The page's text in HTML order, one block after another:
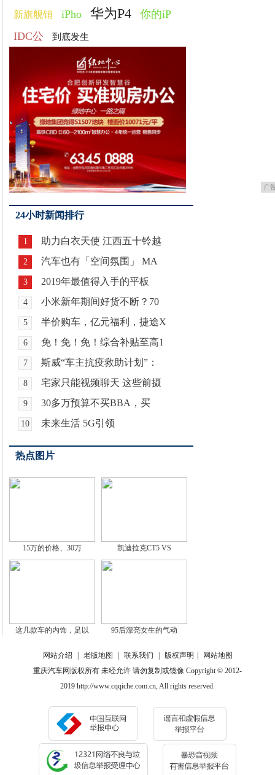
新旗舰销 iPho 华为P4
你的iP
IDC公
到底发生
广
24小时新闻排行
1 助力白衣天使 江西五十铃越
2 汽车也有「空间氛围」 MA
3 2019年最值得入手的平板
4 小米新年期间好货不断？70
5 半价购车，亿元福利，捷途X
6 免！免！免！综合补贴至高1
7 斯威“车主抗疫救助计划”：
8 宅家只能视频聊天 这些前摄
9 30多万预算不买BBA，买
10 未来生活 5G引领
热点图片
15万的价格、30万 凯迪拉克CT5 VS
这几款车的内饰，足以 95后漂亮女生的气动
网站介绍 老版地图 联系我们 版权声明
网站地图
重庆汽车网版权所有 未经允许 请勿复制或镜像 Copyright © 2012-
2019 http://www.cqqiche.com.cn, All rights reserved.